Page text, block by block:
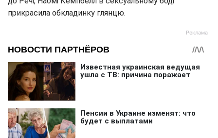
прикрасила обкладинку глянцю.